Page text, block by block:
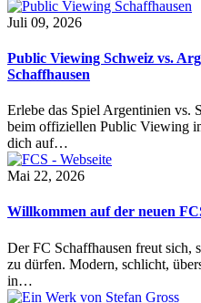
Juli 09, 2026
Public Viewing Schweiz vs.
Schaffhausen
Erlebe das Spiel Argentinien vs.
beim offiziellen Public Viewing
dich auf…
Mai 22, 2026
Willkommen auf der neuen
Der FC Schaffhausen freut sich,
zu dürfen. Modern, schlicht,
in…